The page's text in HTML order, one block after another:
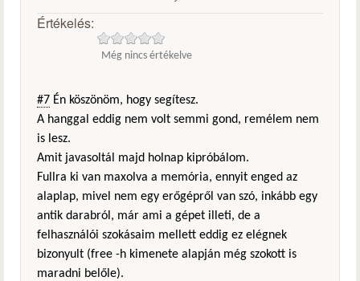
Értékelés:
Még nincs értékelve
#7 Én köszönöm, hogy segítesz.
A hanggal eddig nem volt semmi gond, remélem nem
is lesz.
Amit javasoltál majd holnap kipróbálom.
Fullra ki van maxolva a memória, ennyit enged az
alaplap, mivel nem egy erőgépről van szó, inkább egy
antik darabról, már ami a gépet illeti, de a
felhasználói szokásaim mellett eddig ez elégnek
bizonyult (free -h kimenete alapján még szokott is
maradni belőle).